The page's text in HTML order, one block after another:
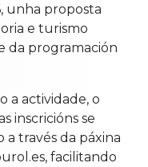
unha proposta
e turismo
da programación
a actividade, o
inscricións se
través da páxina
facilitando